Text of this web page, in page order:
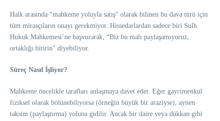
Halk arasında “mahkeme yoluyla satış” olarak bilinen bu dava türü için
tüm mirasçıların onayı gerekmiyor. Hissedarlardan sadece biri Sulh
Hukuk Mahkemesi’ne başvurarak, “Biz bu malı paylaşamıyoruz,
ortaklığı bitirin” diyebiliyor.
Süreç Nasıl İşliyor?
Mahkeme öncelikle tarafları anlaşmaya davet eder. Eğer gayrimenkul
fiziksel olarak bölünebiliyorsa (örneğin büyük bir araziyse), aynen
taksim (paylaştırma) yoluna gidilir. Ancak bir daire veya dükkan gibi